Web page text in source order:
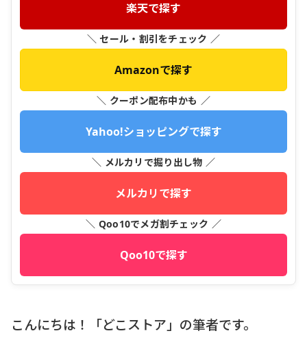
楽天で探す
＼ セール・割引をチェック ／
Amazonで探す
＼ クーポン配布中かも ／
Yahoo!ショッピングで探す
＼ メルカリで掘り出し物 ／
メルカリで探す
＼ Qoo10でメガ割チェック ／
Qoo10で探す
こんにちは！「どこストア」の筆者です。